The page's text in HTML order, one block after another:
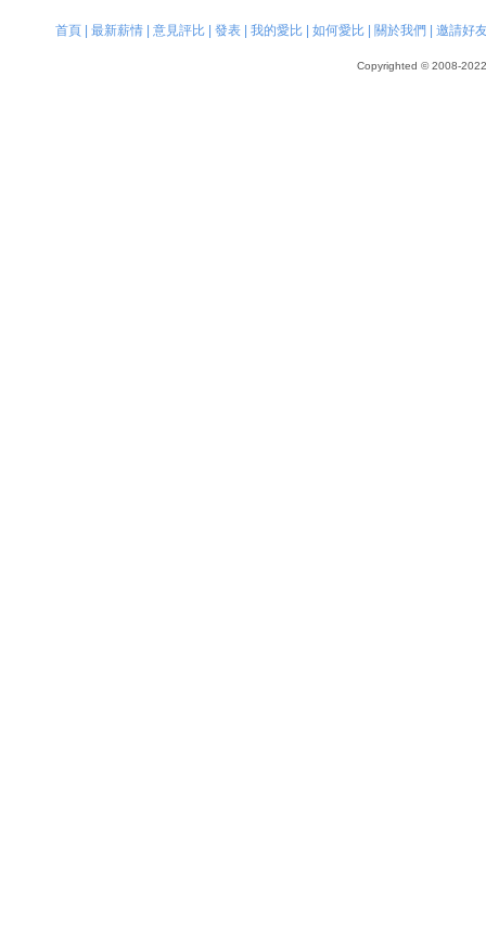
首頁| 最新薪情| 意見評比| 發表| 我的愛比| 如何愛比| 關於我們 邀請好
Copyrighted © 2008-